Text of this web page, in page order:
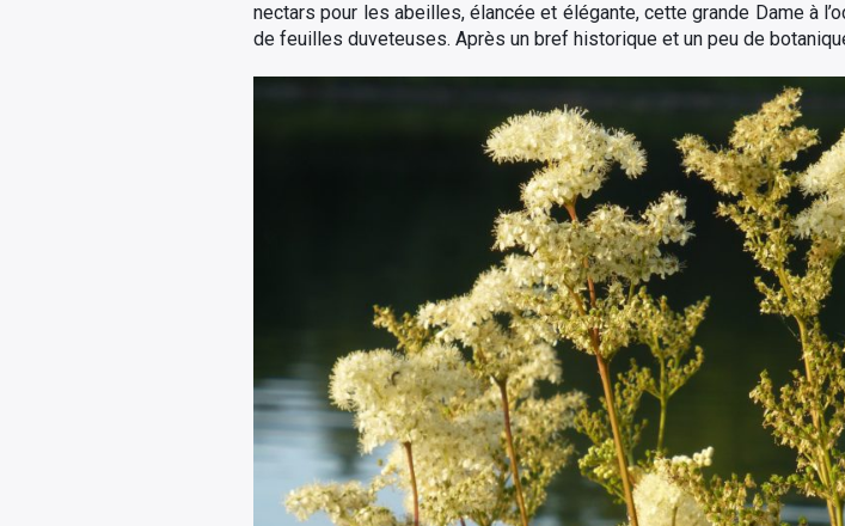
nectars pour les abeilles, élancée et élégante, cette grande Dame à
de feuilles duveteuses. Après un bref historique et un peu de